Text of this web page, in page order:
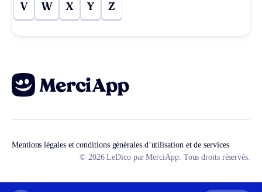
V W X Y Z
Mentions légales et conditions générales d’utilisation et de services
© 2026 LeDico par MerciApp. Tous droits réservés.